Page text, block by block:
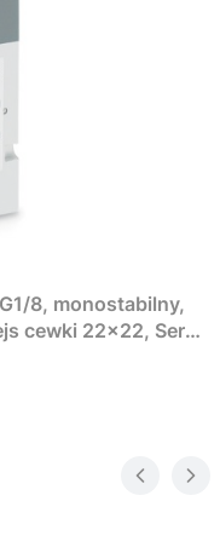
8, monostabilny,
cewki 22×22, Seria